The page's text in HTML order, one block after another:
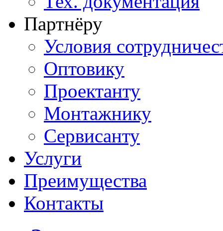
Партнёру
Условия
Оптовику
Проектанту
Монтажнику
Сервисанту
Услуги
Преимущества
Контакты